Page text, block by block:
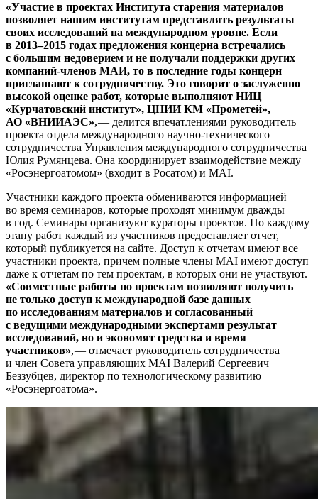
«Участие в проектах Института старения материалов
позволяет нашим институтам представлять результаты
своих исследований на международном уровне. Если
в 2013–2015 годах предложения концерна встречались
с большим недоверием и не получали поддержки других
компаний-членов МАИ, то в последние годы концерн
приглашают к сотрудничеству. Это говорит о заслуженно
высокой оценке работ, которые выполняют НИЦ
«Курчатовский институт», ЦНИИ КМ «Прометей»,
АО «ВНИИАЭС», — ​делится впечатлениями руководитель
проекта отдела международного научно-технического
сотрудничества Управления международного сотрудничества
Юлия Румянцева. Она координирует взаимодействие между
«Росэнергоатомом» (входит в Росатом) и MAI.
Участники каждого проекта обмениваются информацией
во время семинаров, которые проходят минимум дважды
в год. Семинары организуют кураторы проектов. По каждому
этапу работ каждый из участников предоставляет отчет,
который публикуется на сайте. Доступ к отчетам имеют все
участники проекта, причем полные члены MAI имеют доступ
даже к отчетам по тем проектам, в которых они не участвуют.
«Совместные работы по проектам позволяют получить
не только доступ к международной базе данных
по исследованиям материалов и согласованный
с ведущими международными экспертами результат
исследований, но и экономят средства и время
участников», — ​отмечает руководитель сотрудничества
и член Совета управляющих MAI Валерий Сергеевич
Беззубцев, директор по технологическому развитию
«Росэнергоатома».